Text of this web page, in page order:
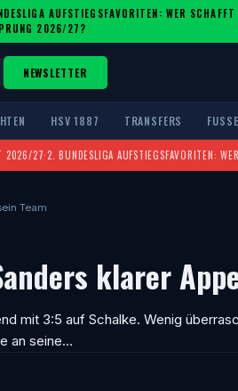
AUFSTIEGSFAVORITEN: WER SCHAFFT
2026/27?
NEWSLETTER
HSV 1887 TRANSFERS
2026/27·2. BUNDESLIGA AUFSTIEGSFAVORITEN:
Team
klarer
mit 3:5 auf Schalke. Wenig
an seine…